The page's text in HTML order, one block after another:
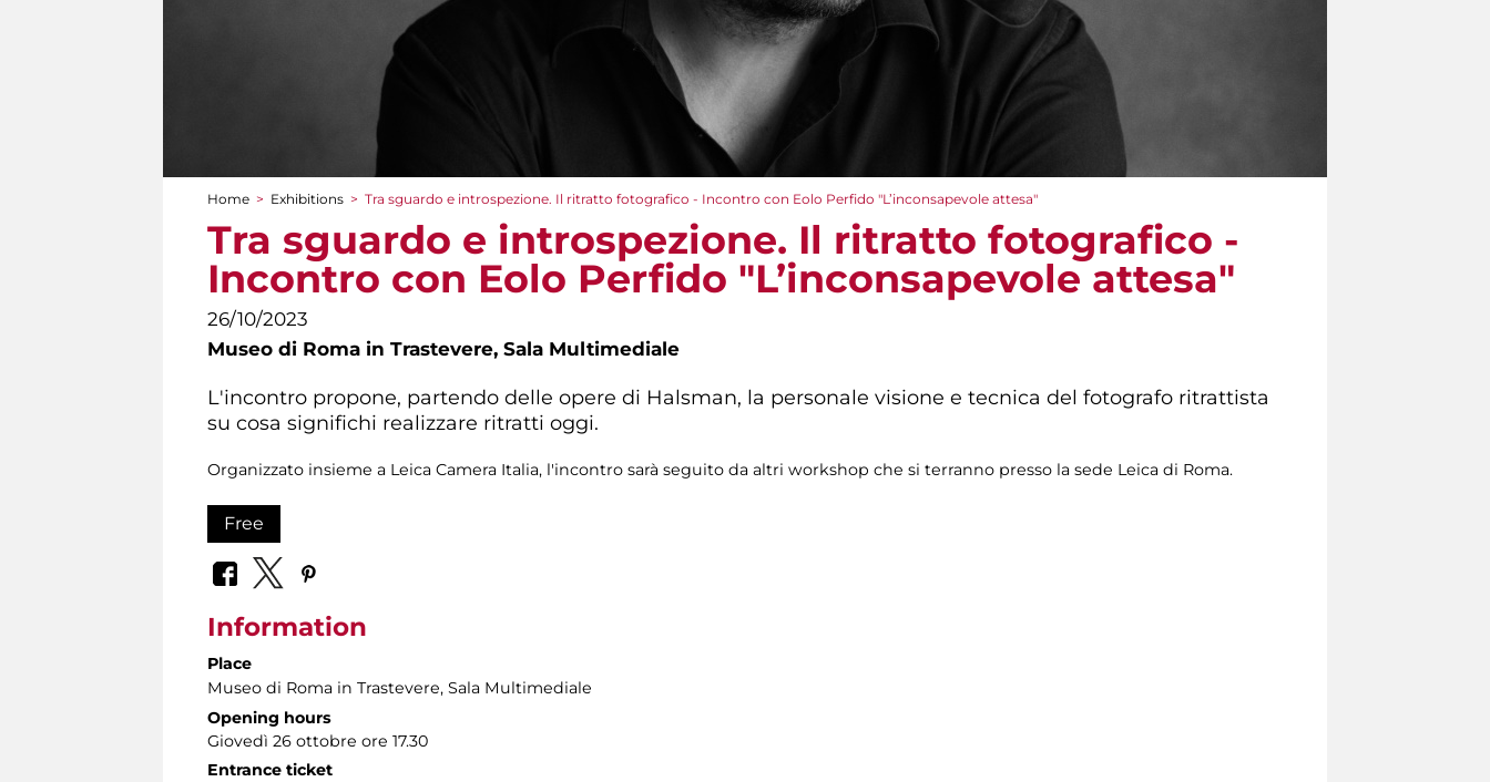
You are here
Home > Exhibitions > Tra sguardo e introspezione. Il ritratto fotografico - Incontro con Eolo Perfido "L’inconsapevole attesa"
Tra sguardo e introspezione. Il ritratto fotografico -
Incontro con Eolo Perfido "L’inconsapevole attesa"
26/10/2023
Museo di Roma in Trastevere, Sala Multimediale
L'incontro propone, partendo delle opere di Halsman, la personale visione e tecnica del fotografo ritrattista
su cosa significhi realizzare ritratti oggi.
Organizzato insieme a Leica Camera Italia, l'incontro sarà seguito da altri workshop che si terranno presso la sede Leica di Roma.
Free
Information
Place
Museo di Roma in Trastevere, Sala Multimediale
Opening hours
Giovedì 26 ottobre ore 17.30
Entrance ticket